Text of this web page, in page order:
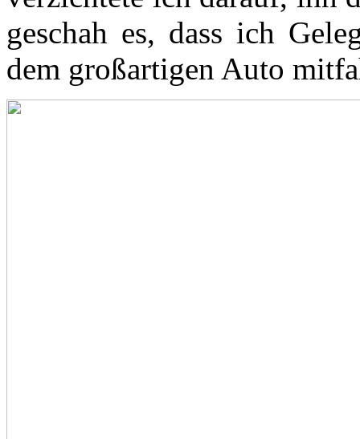
geschah es, dass ich
dem großartigen Auto